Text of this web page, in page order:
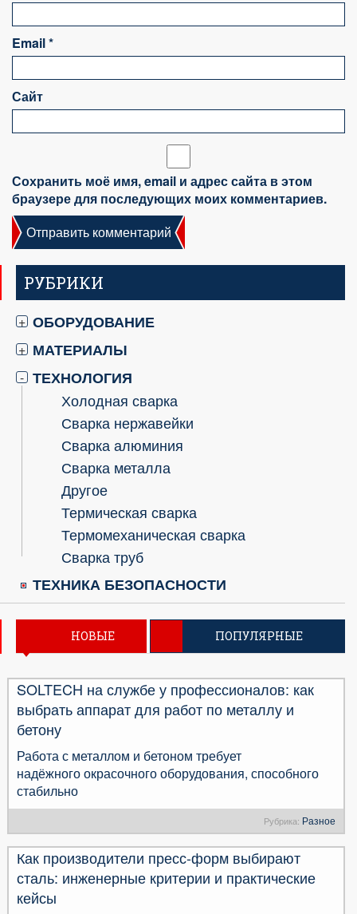
Email*
Сайт
Сохранить моё имя, email и адрес сайта в этом
браузере для последующих моих комментариев.
РУБРИКИ
+ ОБОРУДОВАНИЕ
+ МАТЕРИАЛЫ
- ТЕХНОЛОГИЯ
Холодная сварка
Сварка нержавейки
Сварка алюминия
Сварка металла
Другое
Термическая сварка
Термомеханическая сварка
Сварка труб
ТЕХНИКА БЕЗОПАСНОСТИ
НОВЫЕ ПОПУЛЯРНЫЕ
SOLTECH на службе у профессионалов: как
выбрать аппарат для работ по металлу и
бетону
Работа с металлом и бетоном требует
надёжного окрасочного оборудования, способного
стабильно
Рубрика: Разное
Как производители пресс-форм выбирают
сталь: инженерные критерии и практические
кейсы